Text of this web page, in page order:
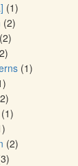
(1)
(2)
(2)
(1)
(1)
(2)